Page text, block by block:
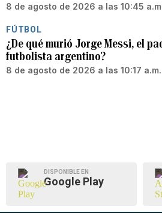
8 de agosto de 2026 a las 10:45
FÚTBOL
¿De qué murió Jorge Messi, el
futbolista argentino?
8 de agosto de 2026 a las 10:17 a.m.
DISPONIBLE EN
Google Play